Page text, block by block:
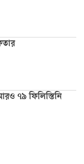
৭৯ ফিলিস্তিনি